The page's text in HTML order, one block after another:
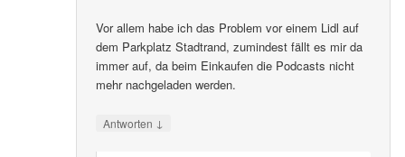
Vor allem habe ich das Problem vor einem Lidl auf
dem Parkplatz Stadtrand, zumindest fällt es mir da
immer auf, da beim Einkaufen die Podcasts nicht
mehr nachgeladen werden.
Antworten ↓